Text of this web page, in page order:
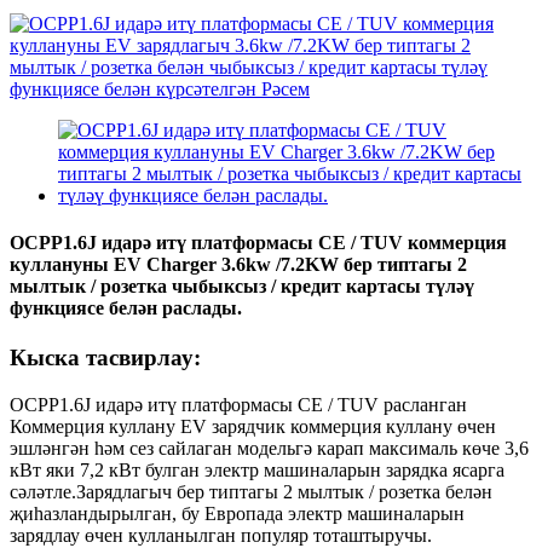
OCPP1.6J идарә итү платформасы CE / TUV коммерция
куллануны EV Charger 3.6kw /7.2KW бер типтагы 2
мылтык / розетка чыбыксыз / кредит картасы түләү
функциясе белән раслады.
Кыска тасвирлау:
OCPP1.6J идарә итү платформасы CE / TUV расланган
Коммерция куллану EV зарядчик коммерция куллану өчен
эшләнгән һәм сез сайлаган модельгә карап максималь көче 3,6
кВт яки 7,2 кВт булган электр машиналарын зарядка ясарга
сәләтле.Зарядлагыч бер типтагы 2 мылтык / розетка белән
җиһазландырылган, бу Европада электр машиналарын
зарядлау өчен кулланылган популяр тоташтыручы.